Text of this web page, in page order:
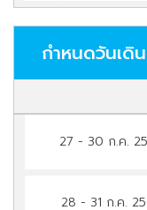
กำหนดวันเดิ
27 - 30 ก.ค.
28 - 31 ก.ค.